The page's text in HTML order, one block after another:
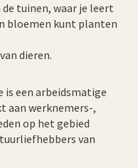
tuinen, waar je leert
bloemen kunt planten
dieren.
is een arbeidsmatige
aan werknemers-,
op het gebied
van